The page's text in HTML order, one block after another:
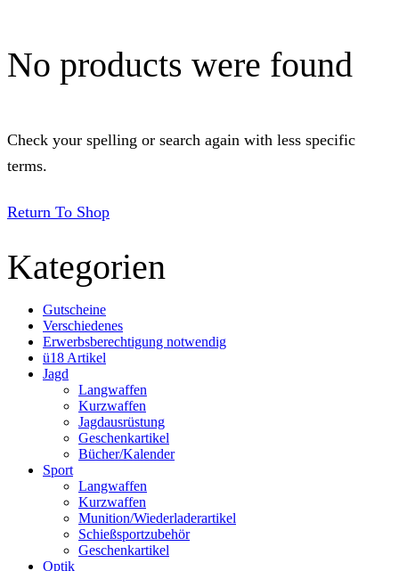
No products were found
Check your spelling or search again with less specific
terms.
Return To Shop
Kategorien
Gutscheine
Verschiedenes
Erwerbsberechtigung notwendig
ü18 Artikel
Jagd
Langwaffen
Kurzwaffen
Jagdausrüstung
Geschenkartikel
Bücher/Kalender
Sport
Langwaffen
Kurzwaffen
Munition/Wiederladerartikel
Schießsportzubehör
Geschenkartikel
Optik